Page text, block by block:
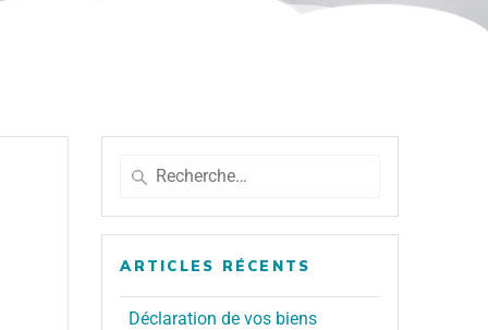
ARTICLES RÉCENTS
Déclaration de vos biens